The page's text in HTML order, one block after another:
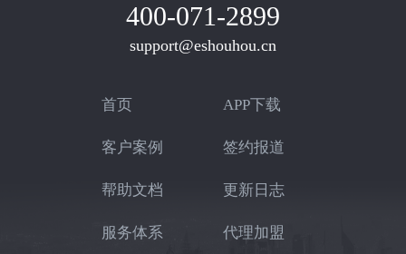
400-071-2899
support@eshouhou.cn
首页 APP下载
客户案例 签约报道
帮助文档 更新日志
服务体系 代理加盟